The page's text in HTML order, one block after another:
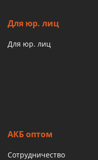
Для юр. лиц
Для юр. лиц
АКБ оптом
Сотрудничество